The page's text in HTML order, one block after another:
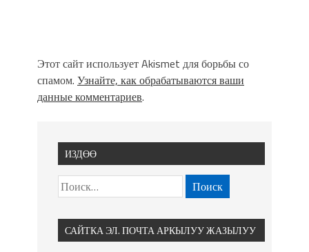
Этот сайт использует Akismet для борьбы со
спамом. Узнайте, как обрабатываются ваши
данные комментариев.
ИЗДӨӨ
САЙТКА ЭЛ. ПОЧТА АРКЫЛУУ ЖАЗЫЛУУ